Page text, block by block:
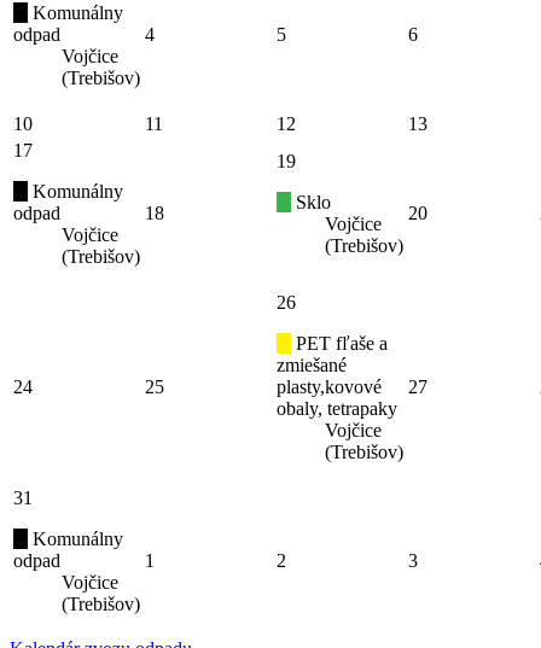
Komunálny
odpad
Vojčice
(Trebišov)
4 5 6
10 11 12 13
17
Komunálny
odpad
Vojčice
(Trebišov)
18
19
Sklo
Vojčice
(Trebišov)
20
24 25
26
PET fľaše a
zmiešané
plasty,kovové
obaly, tetrapaky
Vojčice
(Trebišov)
27
31
Komunálny
odpad
Vojčice
(Trebišov)
1 2 3